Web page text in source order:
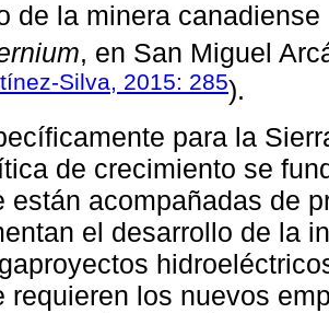
de la minera canadiense
, en San Miguel
Silva, 2015: 285).
para la
de crecimiento se
están acompañadas de
el desarrollo de la
requieren los nuevos